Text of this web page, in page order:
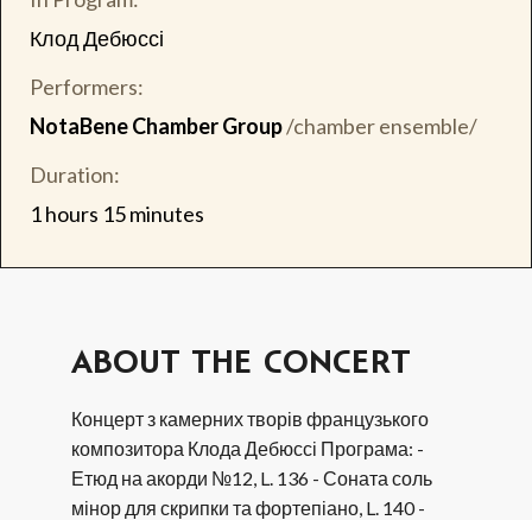
Клод Дебюссі
Performers:
NotaBene Chamber Group/chamber ensemble/
Duration:
1 hours 15 minutes
ABOUT THE CONCERT
Концерт з камерних творів французького
композитора Клода Дебюссі Програма: -
Етюд на акорди №12, L. 136 - Соната соль
мінор для скрипки та фортепіано, L. 140 -